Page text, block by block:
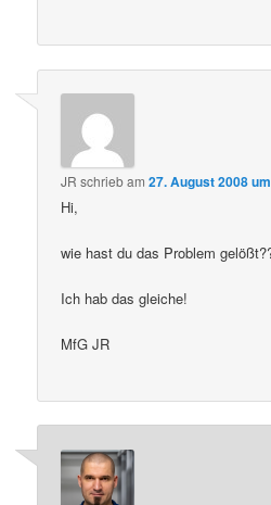
JR schriebam27. August 2008
Hi,
wie hast du das Problem
Ich hab das gleiche!
MfG JR